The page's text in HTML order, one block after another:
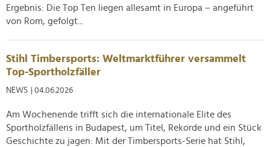
Ergebnis: Die Top Ten liegen allesamt in Europa – angeführt
von Rom, gefolgt...
Stihl Timbersports: Weltmarktführer versammelt
Top-Sportholzfäller
NEWS | 04.06.2026
Am Wochenende trifft sich die internationale Elite des
Sportholzfällens in Budapest, um Titel, Rekorde und ein Stück
Geschichte zu jagen: Mit der Timbersports-Serie hat Stihl,